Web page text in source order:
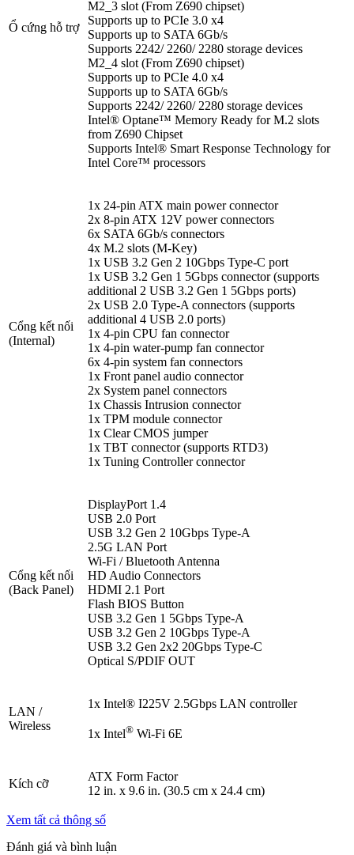
Ổ cứng hỗ trợ
M2_3 slot (From Z690 chipset)
Supports up to PCIe 3.0 x4
Supports up to SATA 6Gb/s
Supports 2242/ 2260/ 2280 storage devices
M2_4 slot (From Z690 chipset)
Supports up to PCIe 4.0 x4
Supports up to SATA 6Gb/s
Supports 2242/ 2260/ 2280 storage devices
Intel® Optane™ Memory Ready for M.2 slots
from Z690 Chipset
Supports Intel® Smart Response Technology for
Intel Core™ processors
Cổng kết nối
(Internal)
1x 24-pin ATX main power connector
2x 8-pin ATX 12V power connectors
6x SATA 6Gb/s connectors
4x M.2 slots (M-Key)
1x USB 3.2 Gen 2 10Gbps Type-C port
1x USB 3.2 Gen 1 5Gbps connector (supports
additional 2 USB 3.2 Gen 1 5Gbps ports)
2x USB 2.0 Type-A connectors (supports
additional 4 USB 2.0 ports)
1x 4-pin CPU fan connector
1x 4-pin water-pump fan connector
6x 4-pin system fan connectors
1x Front panel audio connector
2x System panel connectors
1x Chassis Intrusion connector
1x TPM module connector
1x Clear CMOS jumper
1x TBT connector (supports RTD3)
1x Tuning Controller connector
Cổng kết nối
(Back Panel)
DisplayPort 1.4
USB 2.0 Port
USB 3.2 Gen 2 10Gbps Type-A
2.5G LAN Port
Wi-Fi / Bluetooth Antenna
HD Audio Connectors
HDMI 2.1 Port
Flash BIOS Button
USB 3.2 Gen 1 5Gbps Type-A
USB 3.2 Gen 2 10Gbps Type-A
USB 3.2 Gen 2x2 20Gbps Type-C
Optical S/PDIF OUT
LAN /
Wireless
1x Intel® I225V 2.5Gbps LAN controller
1x Intel® Wi-Fi 6E
Kích cỡ
ATX Form Factor
12 in. x 9.6 in. (30.5 cm x 24.4 cm)
Xem tất cả thông số
Đánh giá và bình luận